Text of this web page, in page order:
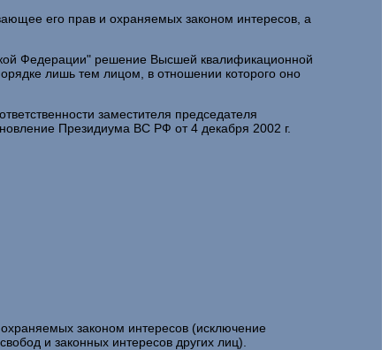
его прав и охраняемых законом интересов, а
Федерации" решение Высшей квалификационной
лишь тем лицом, в отношении которого оно
заместителя председателя
Президиума ВС РФ от 4 декабря 2002 г.
законом интересов (исключение
и законных интересов других лиц).